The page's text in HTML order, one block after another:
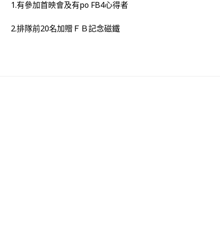
1.有參加首映會及有po FB4心得者
2.排隊前20名加贈ＦＢ記念磁鐵